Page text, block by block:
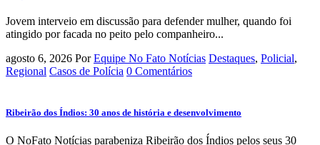
Jovem interveio em discussão para defender mulher, quando foi
atingido por facada no peito pelo companheiro...
agosto 6, 2026 Por Equipe No Fato Notícias Destaques, Policial,
Regional Casos de Polícia 0 Comentários
Ribeirão dos Índios: 30 anos de história e desenvolvimento
O NoFato Notícias parabeniza Ribeirão dos Índios pelos seus 30